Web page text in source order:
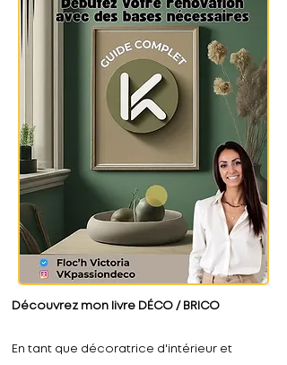
Découvrez mon livre DÉCO / BRICO
En tant que décoratrice d'intérieur et